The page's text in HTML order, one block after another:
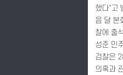
했다"고
음 달 본
찰에 출
성준 민
검찰은
의혹과